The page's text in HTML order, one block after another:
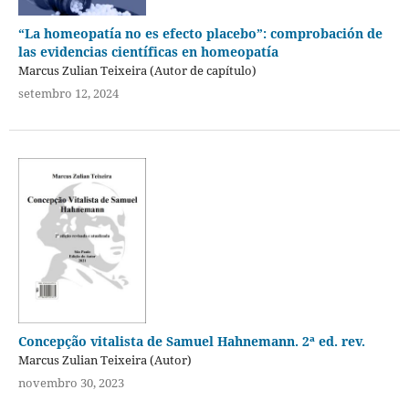
“La homeopatía no es efecto placebo”: comprobación de
las evidencias científicas en homeopatía
Marcus Zulian Teixeira (Autor de capítulo)
setembro 12, 2024
Concepção vitalista de Samuel Hahnemann. 2ª ed. rev.
Marcus Zulian Teixeira (Autor)
novembro 30, 2023